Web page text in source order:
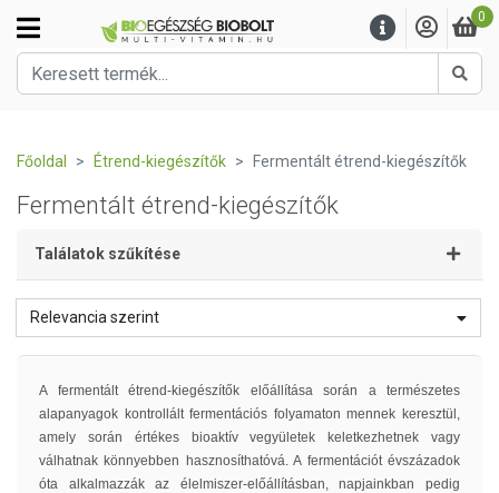
0
Főoldal Étrend-kiegészítők Fermentált étrend-kiegészítők
Fermentált étrend-kiegészítők
Találatok szűkítése
Relevancia szerint
A fermentált étrend-kiegészítők előállítása során a természetes
alapanyagok kontrollált fermentációs folyamaton mennek keresztül,
amely során értékes bioaktív vegyületek keletkezhetnek vagy
válhatnak könnyebben hasznosíthatóvá. A fermentációt évszázadok
óta alkalmazzák az élelmiszer-előállításban, napjainkban pedig